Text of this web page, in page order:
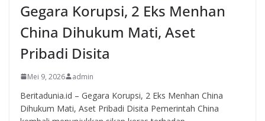
Gegara Korupsi, 2 Eks Menhan
China Dihukum Mati, Aset
Pribadi Disita
Mei 9, 2026 admin
Beritadunia.id – Gegara Korupsi, 2 Eks Menhan China
Dihukum Mati, Aset Pribadi Disita Pemerintah China